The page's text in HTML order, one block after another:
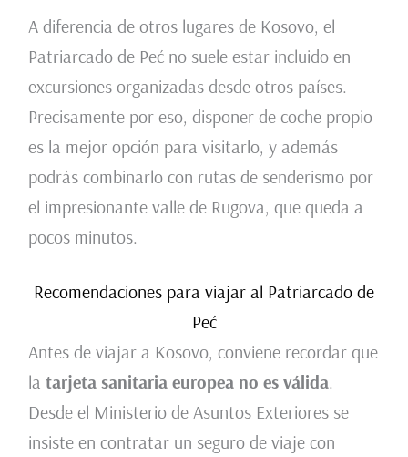
A diferencia de otros lugares de Kosovo, el
Patriarcado de Peć no suele estar incluido en
excursiones organizadas desde otros países.
Precisamente por eso, disponer de coche propio
es la mejor opción para visitarlo, y además
podrás combinarlo con rutas de senderismo por
el impresionante valle de Rugova, que queda a
pocos minutos.
Recomendaciones para viajar al Patriarcado de
Peć
Antes de viajar a Kosovo, conviene recordar que
la tarjeta sanitaria europea no es válida.
Desde el Ministerio de Asuntos Exteriores se
insiste en contratar un seguro de viaje con